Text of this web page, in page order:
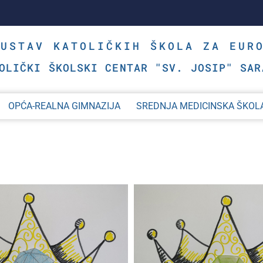
KATOLIČKIH ŠKOLA ZA
ŠKOLSKI CENTAR "SV. JOSIP"
OPĆA-REALNA GIMNAZIJA SREDNJA MEDICINSKA